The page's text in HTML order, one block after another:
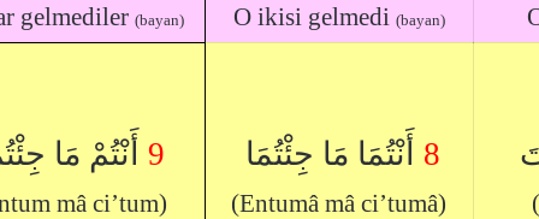
gelmediler(bayan) O ikisi gelmedi (bayan)
أَنْتُمْ مَا 9
mâ ci’tum)
أَنْتُمَا مَا جِئْتُمَا 8
(Entumâ mâ ci’tumâ)